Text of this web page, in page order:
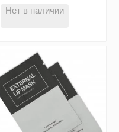
Нет в наличии